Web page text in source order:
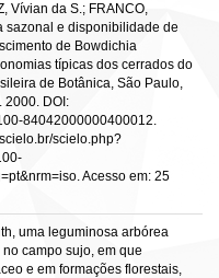
Vívian da S.; FRANCO,
sazonal e disponibilidade de
de Bowdichia
típicas dos cerrados do
de Botânica, São Paulo,
2000. DOI:
84042000000400012.
scielo.php?
Acesso em: 25
uma leguminosa arbórea
campo sujo, em que
e em formações florestais,